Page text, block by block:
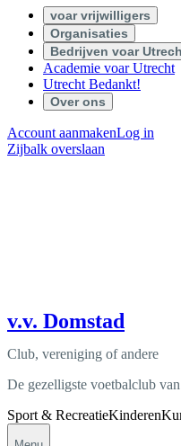
voar vrijwilligers
Organisaties
Bedrijven voar
Academie voar Utrecht
Utrecht Bedankt!
Over ons
Account aanmakenLog in
Zijbalk overslaan
v.v. Domstad
Club, vereniging of andere
De gezelligste voetbalclub
Sport & RecreatieKinderen